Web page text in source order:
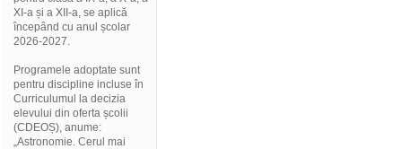
XI-a și a XII-a, se aplică
începând cu anul școlar
2026-2027.
Programele adoptate sunt
pentru discipline incluse în
Curriculumul la decizia
elevului din oferta școlii
(CDEOȘ), anume:
„Astronomie. Cerul mai